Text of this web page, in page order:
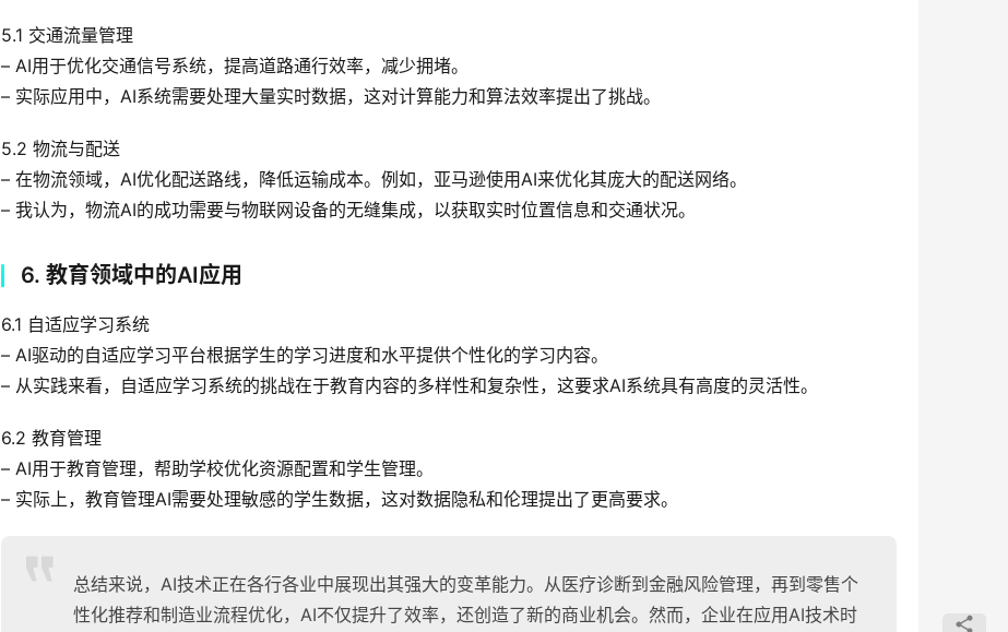
5.1 交通流量管理
– AI用于优化交通信号系统，提高道路通行效率，减少拥堵。
– 实际应用中，AI系统需要处理大量实时数据，这对计算能力和算法效率提出了挑战。
5.2 物流与配送
– 在物流领域，AI优化配送路线，降低运输成本。例如，亚马逊使用AI来优化其庞大的配送网络。
– 我认为，物流AI的成功需要与物联网设备的无缝集成，以获取实时位置信息和交通状况。
6. 教育领域中的AI应用
6.1 自适应学习系统
– AI驱动的自适应学习平台根据学生的学习进度和水平提供个性化的学习内容。
– 从实践来看，自适应学习系统的挑战在于教育内容的多样性和复杂性，这要求AI系统具有高度的灵活性。
6.2 教育管理
– AI用于教育管理，帮助学校优化资源配置和学生管理。
– 实际上，教育管理AI需要处理敏感的学生数据，这对数据隐私和伦理提出了更高要求。
总结来说，AI技术正在各行各业中展现出其强大的变革能力。从医疗诊断到金融风险管理，再到零售个
性化推荐和制造业流程优化，AI不仅提升了效率，还创造了新的商业机会。然而，企业在应用AI技术时